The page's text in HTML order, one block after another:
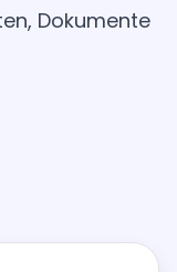
Dokumente